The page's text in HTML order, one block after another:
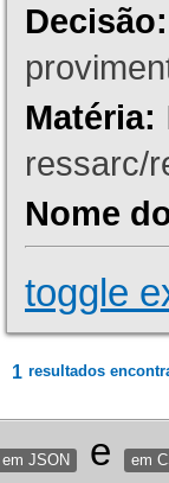
Decisão:
Matéria:
ressarc/
Nome
toggle
1 resultados
em JSON e em